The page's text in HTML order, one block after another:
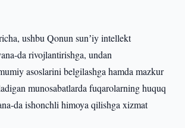
ushbu Qonun sunʼiy intellekt
da rivojlantirishga, undan
asoslarini belgilashga hamda mazkur
munosabatlarda fuqarolarning huquq
da ishonchli himoya qilishga xizmat